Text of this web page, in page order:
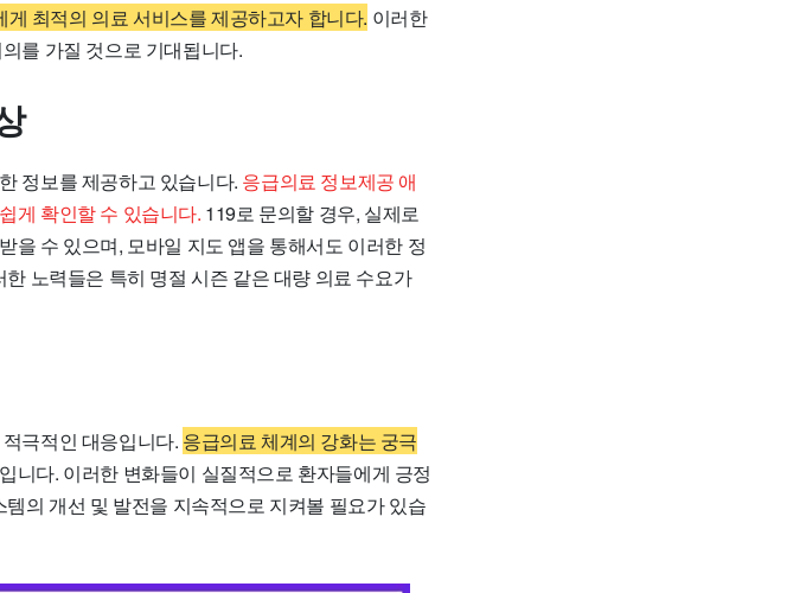
최적의 의료 서비스를 제공하고자 합니다. 이러한
를 가질 것으로 기대됩니다.
정보를 제공하고 있습니다. 응급의료 정보제공 애
게 확인할 수 있습니다. 119로 문의할 경우, 실제로
을 수 있으며, 모바일 지도 앱을 통해서도 이러한 정
노력들은 특히 명절 시즌 같은 대량 의료 수요가
극적인 대응입니다. 응급의료 체계의 강화는 궁극
입니다. 이러한 변화들이 실질적으로 환자들에게 긍정
의 개선 및 발전을 지속적으로 지켜볼 필요가 있습